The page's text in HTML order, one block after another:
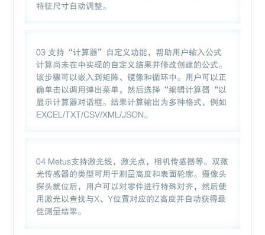
特征尺寸自动调整。
03 支持“计算器”自定义功能，帮助用户输入公式
计算尚未在中实现的自定义结果并修改创建的公式。
该步骤可以嵌入到矩阵、镜像和循环中。用户可以正
确单击以调用弹出菜单，然后选择“编辑计算器“以
显示计算器对话框。结果计算输出为多种格式，例如
EXCEL/TXT/CSV/XML/JSON。
04 Metus支持激光线，激光点，相机传感器等。双激
光传感器的类型可用于测量高度和表面轮廓。摄像头
探头就位后，用户可以对零件进行特殊对齐，然后使
用激光以查找与X、Y位置对应的Z高度并自动获得最
佳测量结果。